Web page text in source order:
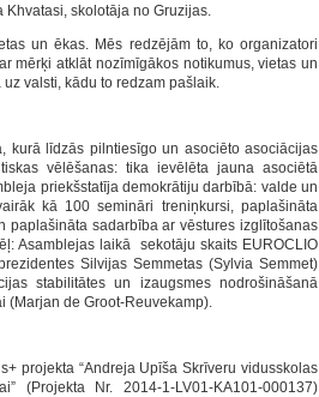
skolotāja no Gruzijas.
un ēkas. Mēs redzējām to, ko organizatori
mērķi atklāt nozīmīgākos notikumus, vietas un
valsti, kādu to redzam pašlaik.
kurā līdzās pilntiesīgo un asociēto asociācijas
vēlēšanas: tika ievēlēta jauna asociētā
priekšstatīja demokrātiju darbībā: valde un
kā 100 semināri treniņkursi, paplašināta
paplašināta sadarbība ar vēstures izglītošanas
Asamblejas laikā sekotāju skaits EUROCLIO
Silvijas Semmetas (Sylvia Semmet)
stabilitātes un izaugsmes nodrošināšanā
de Groot-Reuvekamp).
projekta “Andreja Upīša Skrīveru vidusskolas
(Projekta Nr. 2014-1-LV01-KA101-000137)